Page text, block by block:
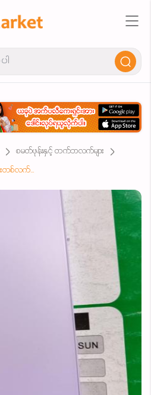
စမတ်ဖုန်းနှင့် တက်ဘလက်များ
Redmi Note 11 pro မိန်းကလေးတစ်လက်ကိုင်ဖုန်းလေး